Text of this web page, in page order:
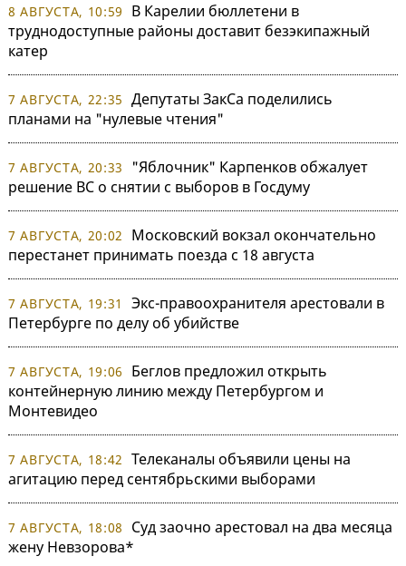
8 АВГУСТА, 10:59
В Карелии бюллетени в
труднодоступные районы доставит безэкипажный
катер
7 АВГУСТА, 22:35 Депутаты ЗакСа поделились
планами на "нулевые чтения"
7 АВГУСТА, 20:33
"Яблочник" Карпенков обжалует
решение ВС о снятии с выборов в Госдуму
7 АВГУСТА, 20:02
Московский вокзал окончательно
перестанет принимать поезда с 18 августа
7 АВГУСТА, 19:31
Экс-правоохранителя арестовали в
Петербурге по делу об убийстве
7 АВГУСТА, 19:06
Беглов предложил открыть
контейнерную линию между Петербургом и
Монтевидео
7 АВГУСТА, 18:42 Телеканалы объявили цены на
агитацию перед сентябрьскими выборами
7 АВГУСТА, 18:08
Суд заочно арестовал на два месяца
жену Невзорова*